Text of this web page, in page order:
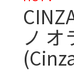
ノ オ